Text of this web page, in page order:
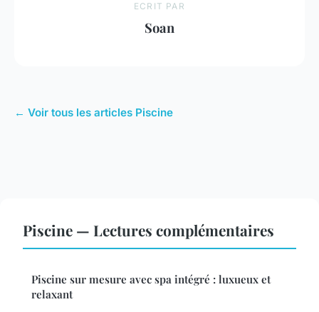
ECRIT PAR
Soan
← Voir tous les articles Piscine
Piscine — Lectures complémentaires
Piscine sur mesure avec spa intégré : luxueux et
relaxant